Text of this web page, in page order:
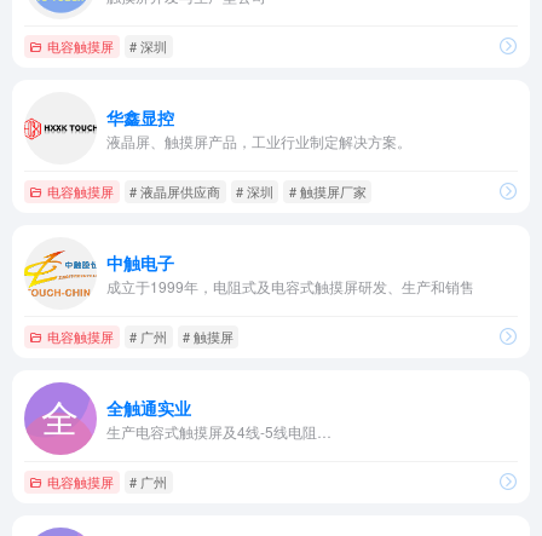
电容触摸屏 # 深圳
华鑫显控
液晶屏、触摸屏产品，工业行业制定解决方案。
电容触摸屏 # 液晶屏供应商 # 深圳 # 触摸屏厂家
中触电子
成立于1999年，电阻式及电容式触摸屏研发、生产和销售
电容触摸屏 # 广州 # 触摸屏
全触通实业
生产电容式触摸屏及4线-5线电阻…
电容触摸屏 # 广州